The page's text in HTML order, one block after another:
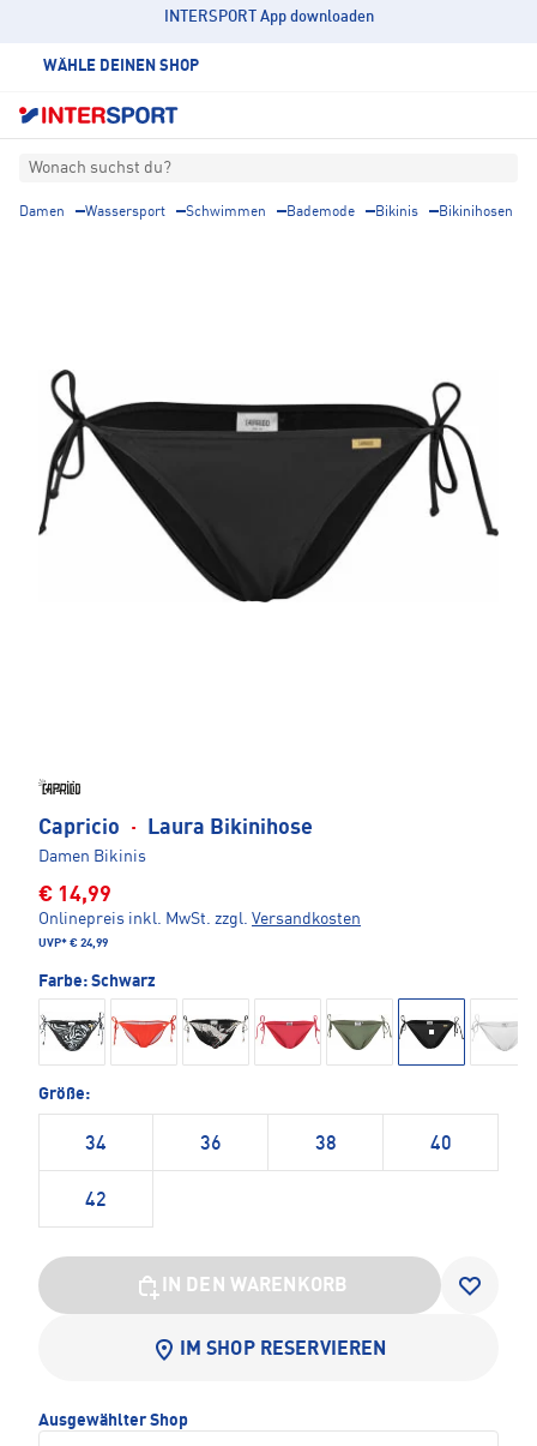
INTERSPORT App downloaden
WÄHLE DEINEN SHOP
Wonach suchst du?
Damen Wassersport Schwimmen Bademode Bikinis Bikinihosen
Capricio · Laura Bikinihose
Damen Bikinis
€ 14,99
Onlinepreis inkl. MwSt. zzgl. Versandkosten
UVP* € 24,99
Farbe: Schwarz
Größe:
34 36 38 40
42
IN DEN WARENKORB
IM SHOP RESERVIEREN
Ausgewählter Shop